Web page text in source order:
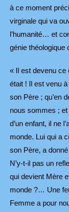
à ce moment
virginale qui va
l’humanité… et
génie théologique
« Il est devenu ce
était ! Il est venu
son Père ; qu’en
nous sommes ;
d’un enfant, il ne
monde. Lui qui a
son Père, a
N’y-t-il pas un
qui devient Mère
monde ?… Une
Femme a pour